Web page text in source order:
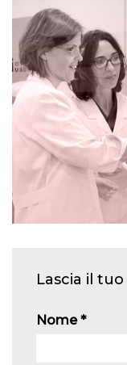
Lascia il
Nome*